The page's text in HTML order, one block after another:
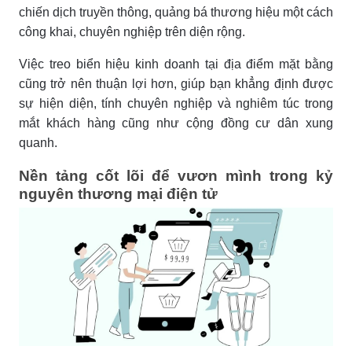
chiến dịch truyền thông, quảng bá thương hiệu một cách
công khai, chuyên nghiệp trên diện rộng.
Việc treo biển hiệu kinh doanh tại địa điểm mặt bằng
cũng trở nên thuận lợi hơn, giúp bạn khẳng định được
sự hiện diện, tính chuyên nghiệp và nghiêm túc trong
mắt khách hàng cũng như cộng đồng cư dân xung
quanh.
Nền tảng cốt lõi để vươn mình trong kỷ
nguyên thương mại điện tử